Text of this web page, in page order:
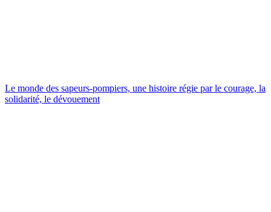
Le monde des sapeurs-pompiers, une histoire régie par le courage, la
solidarité, le dévouement